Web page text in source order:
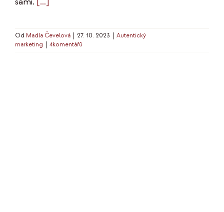
Od Madla Čevelová 27. 10. 2023
Autentický
marketing
4komentářů